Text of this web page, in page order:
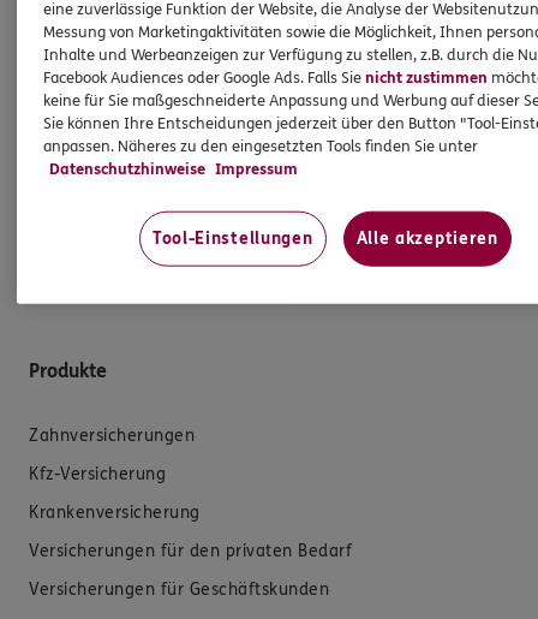
Ich bin verpflichtet, Ihnen Auskünfte zu meiner
Person zu geben. Sowohl Ihr Schutz als Verbraucher
sowie auch gesetzliche Regelungen halten mich
dazu an. Ich biete Beratung an, für die
Versicherungsvermittlung erhalte ich Provision,
ferner sonstige Zuwendungen.
Mehr Informationen
Produkte
Zahnversicherungen
Kfz-Versicherung
Krankenversicherung
Versicherungen für den privaten Bedarf
Versicherungen für Geschäftskunden
eine zuverlässige Funktion der Website, die Analyse der
Messung von Marketingaktivitäten sowie die Möglichkeit, Ihnen
Inhalte und Werbeanzeigen zur Verfügung zu stellen, z.B. durch die
Facebook Audiences oder Google Ads. Falls Sienicht zustimmen
keine für Sie maßgeschneiderte Anpassung und Werbung auf dieser
Sie können Ihre Entscheidungen jederzeit über den Button "Tool-
anpassen. Näheres zu den eingesetzten Tools finden Sie unter
Datenschutzhinweise Impressum
Tool-Einstellungen Alle akzeptieren